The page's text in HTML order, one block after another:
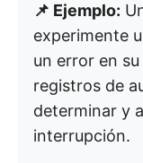
📌 Ejemplo:
experimente
un error en
registros de
determinar y
interrupción.